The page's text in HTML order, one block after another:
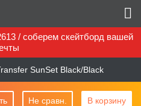
/ соберем скейтборд вашей
SunSet Black/Black
В корзину
Не сравн.